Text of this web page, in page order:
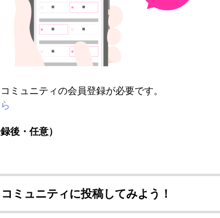
ミュニティの会員登録が必要です。
後・任意）
コミュニティに投稿してみよう！